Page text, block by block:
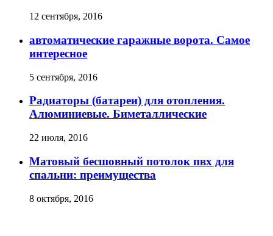
12 сентября, 2016
автоматические гаражные ворота. Самое
интересное
5 сентября, 2016
Радиаторы (батареи) для отопления.
Алюминиевые. Биметаллические
22 июля, 2016
Матовый бесшовный потолок пвх для
спальни: преимущества
8 октября, 2016